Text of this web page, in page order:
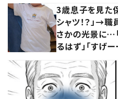
3歳息子を見た
シャツ！？」→
さかの光景に…
るはず」「すげー